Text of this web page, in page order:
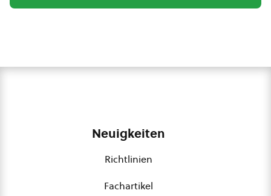
Neuigkeiten
Richtlinien
Fachartikel